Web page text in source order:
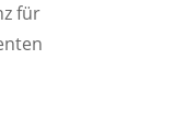
für